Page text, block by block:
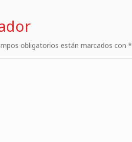
obligatorios están marcados con *